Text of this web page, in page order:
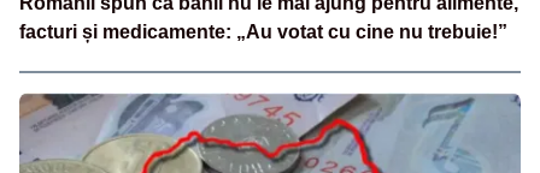
facturi și medicamente: „Au votat cu cine nu trebuie!”